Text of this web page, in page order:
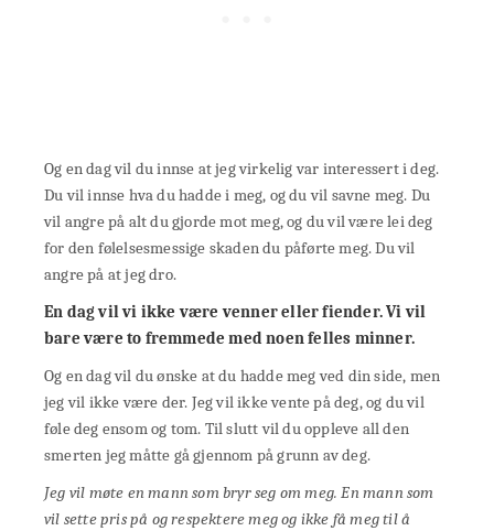
Og en dag vil du innse at jeg virkelig var interessert i deg.
Du vil innse hva du hadde i meg, og du vil savne meg. Du
vil angre på alt du gjorde mot meg, og du vil være lei deg
for den følelsesmessige skaden du påførte meg. Du vil
angre på at jeg dro.
En dag vil vi ikke være venner eller fiender. Vi vil
bare være to fremmede med noen felles minner.
Og en dag vil du ønske at du hadde meg ved din side, men
jeg vil ikke være der. Jeg vil ikke vente på deg, og du vil
føle deg ensom og tom. Til slutt vil du oppleve all den
smerten jeg måtte gå gjennom på grunn av deg.
Jeg vil møte en mann som bryr seg om meg. En mann som
vil sette pris på og respektere meg og ikke få meg til å